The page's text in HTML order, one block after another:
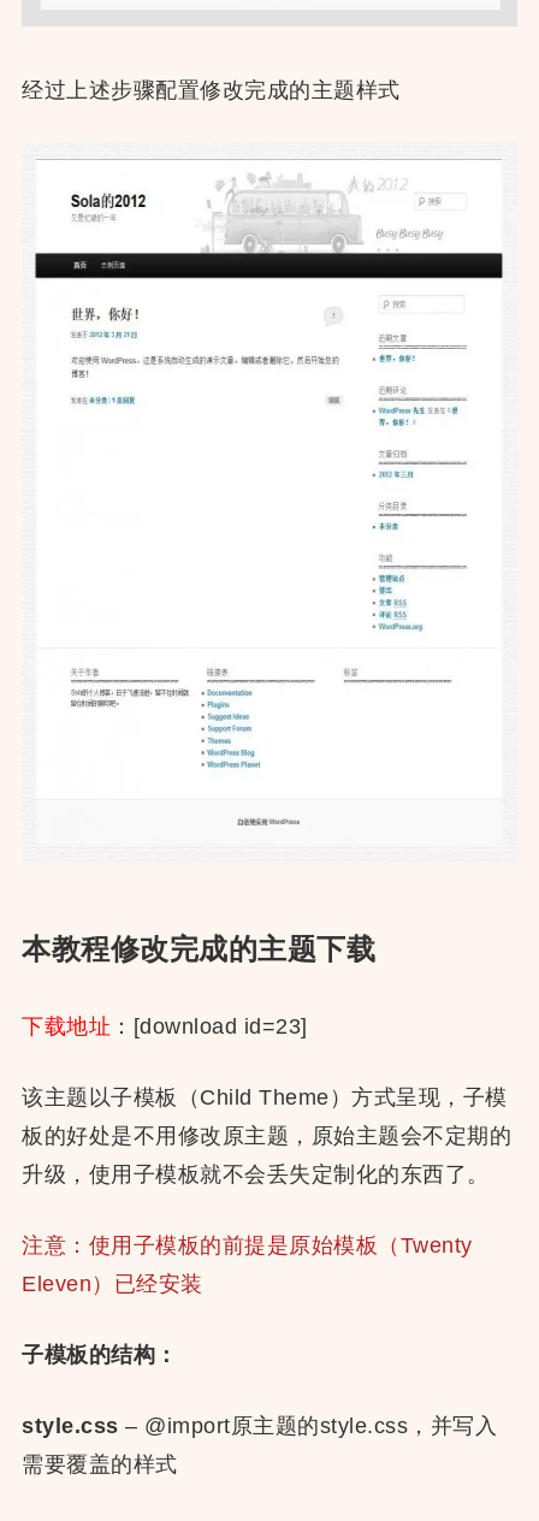
经过上述步骤配置修改完成的主题样式
本教程修改完成的主题下载
下载地址 ：[download id=23]
该主题以子模板（Child Theme）方式呈现，子模
板的好处是不用修改原主题，原始主题会不定期的
升级，使用子模板就不会丢失定制化的东西了。
注意：使用子模板的前提是原始模板（Twenty
Eleven）已经安装
子模板的结构：
style.css – @import原主题的style.css，并写入
需要覆盖的样式